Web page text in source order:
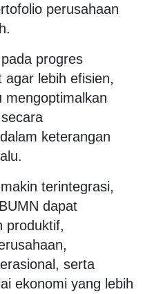
perusahaan
progres
agar lebih efisien,
mengoptimalkan
keterangan
terintegrasi,
dapat
produktif,
serta
ekonomi yang lebih